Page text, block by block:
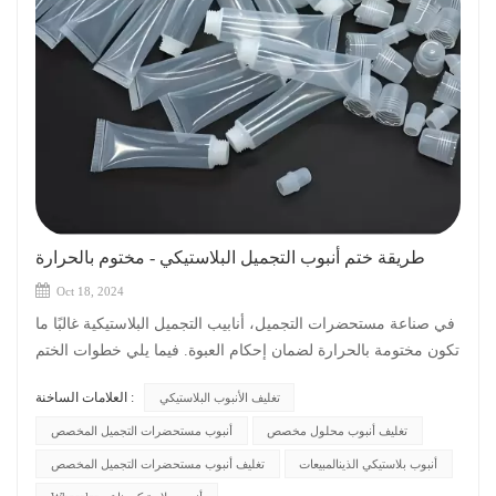
منتجات العناية بالعين من خلال التطبيق الدقيق، والحفاظ على
نضارة المنتج، وسهولة الحمل، وتقليل خطر التلوث المتبادل. رانك:
نحن مصنع تغليف الأنابيب البلاستيكية في الصين. المورد المحترف
لتغليف الأنبوب البلاستيكي ، يقدم أنبوبًا بلاستيكيًا عالي الجودة بسعر
المصنع! الاستفسار الآن! info@runkgroup.com
طريقة ختم أنبوب التجميل البلاستيكي - مختوم بالحرارة
Oct 18, 2024
في صناعة مستحضرات التجميل، أنابيب التجميل البلاستيكية غالبًا ما
تكون مختومة بالحرارة لضمان إحكام العبوة. فيما يلي خطوات الختم
والحشوات: أولاً، تعبئة المنتج التجميلي في الأنابيب التجميلية
البلاستيكية، مع التأكد من أن جودة وكمية الحشوة تلبي المتطلبات.
العلامات الساخنة : تغليف الأنبوب البلاستيكي
أنبوب مستحضرات التجميل المخصص تغليف أنبوب محلول مخصص
تغليف أنبوب مستحضرات التجميل المخصص أنبوب بلاستيكي الذينالمبيعات